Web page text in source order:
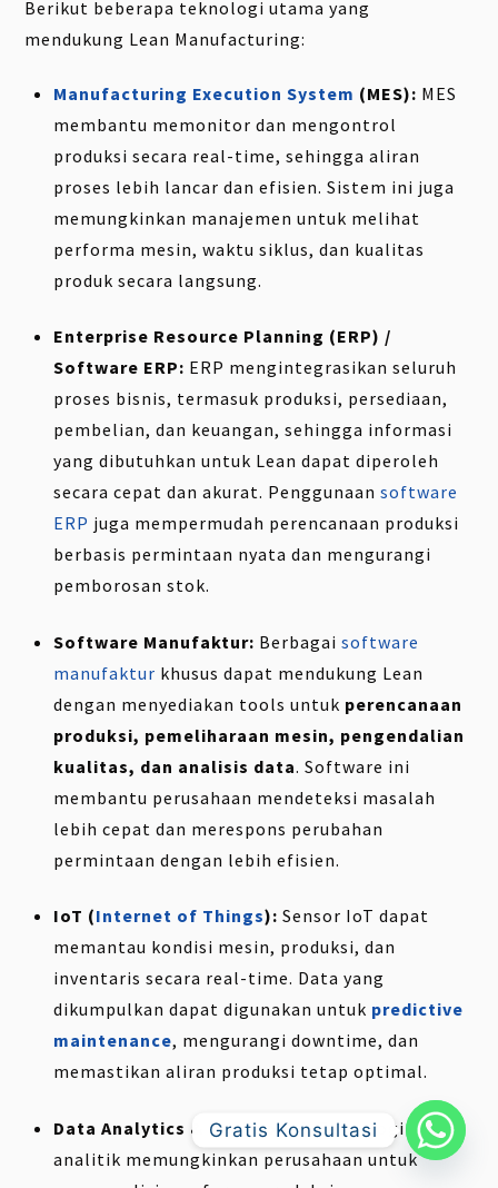
Berikut beberapa teknologi utama yang
mendukung Lean Manufacturing:
Manufacturing Execution System (MES): MES
membantu memonitor dan mengontrol
produksi secara real-time, sehingga aliran
proses lebih lancar dan efisien. Sistem ini juga
memungkinkan manajemen untuk melihat
performa mesin, waktu siklus, dan kualitas
produk secara langsung.
Enterprise Resource Planning (ERP) /
Software ERP: ERP mengintegrasikan seluruh
proses bisnis, termasuk produksi, persediaan,
pembelian, dan keuangan, sehingga informasi
yang dibutuhkan untuk Lean dapat diperoleh
secara cepat dan akurat. Penggunaan software
ERP juga mempermudah perencanaan produksi
berbasis permintaan nyata dan mengurangi
pemborosan stok.
Software Manufaktur: Berbagai software
manufaktur khusus dapat mendukung Lean
dengan menyediakan tools untuk perencanaan
produksi, pemeliharaan mesin, pengendalian
kualitas, dan analisis data. Software ini
membantu perusahaan mendeteksi masalah
lebih cepat dan merespons perubahan
permintaan dengan lebih efisien.
IoT (Internet of Things): Sensor IoT dapat
memantau kondisi mesin, produksi, dan
inventaris secara real-time. Data yang
dikumpulkan dapat digunakan untuk predictive
maintenance, mengurangi downtime, dan
memastikan aliran produksi tetap optimal.
Data Analytics & Dashboard:Teknologi
analitik memungkinkan perusahaan untuk
Gratis Konsultasi